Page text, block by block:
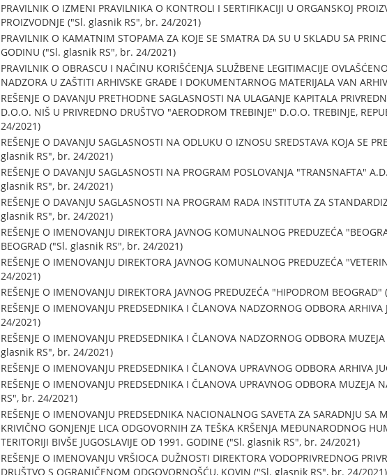
PRAVILNIK O IZMENI PRAVILNIKA O KONTROLI I SERTIFIKACIJI U ORGANSKOJ
PROIZVODNJE ("Sl. glasnik RS", br. 24/2021)
PRAVILNIK O KAMATNIM STOPAMA ZA KOJE SE SMATRA DA SU U SKLADU SA
GODINU ("Sl. glasnik RS", br. 24/2021)
PRAVILNIK O OBRASCU I NAČINU KORIŠĆENJA SLUŽBENE LEGITIMACIJE
NADZORA U ZAŠTITI ARHIVSKE GRAĐE I DOKUMENTARNOG MATERIJALA VAN
REŠENJE O DAVANJU PRETHODNE SAGLASNOSTI NA ULAGANJE KAPITALA
D.O.O. NIŠ U PRIVREDNO DRUŠTVO "AERODROM TREBINJE" D.O.O. TREBINJE,
24/2021)
REŠENJE O DAVANJU SAGLASNOSTI NA ODLUKU O IZNOSU SREDSTAVA KOJA SE
glasnik RS", br. 24/2021)
REŠENJE O DAVANJU SAGLASNOSTI NA PROGRAM POSLOVANJA "TRANSNAFTA"
glasnik RS", br. 24/2021)
REŠENJE O DAVANJU SAGLASNOSTI NA PROGRAM RADA INSTITUTA ZA
glasnik RS", br. 24/2021)
REŠENJE O IMENOVANJU DIREKTORA JAVNOG KOMUNALNOG PREDUZEĆA
BEOGRAD ("Sl. glasnik RS", br. 24/2021)
REŠENJE O IMENOVANJU DIREKTORA JAVNOG KOMUNALNOG PREDUZEĆA
24/2021)
REŠENJE O IMENOVANJU DIREKTORA JAVNOG PREDUZEĆA "HIPODROM
REŠENJE O IMENOVANJU PREDSEDNIKA I ČLANOVA NADZORNOG ODBORA
24/2021)
REŠENJE O IMENOVANJU PREDSEDNIKA I ČLANOVA NADZORNOG ODBORA
glasnik RS", br. 24/2021)
REŠENJE O IMENOVANJU PREDSEDNIKA I ČLANOVA UPRAVNOG ODBORA ARHIVA
REŠENJE O IMENOVANJU PREDSEDNIKA I ČLANOVA UPRAVNOG ODBORA MUZEJA
RS", br. 24/2021)
REŠENJE O IMENOVANJU PREDSEDNIKA NACIONALNOG SAVETA ZA SARADNJU
KRIVIČNO GONJENJE LICA ODGOVORNIH ZA TEŠKA KRŠENJA MEĐUNARODNOG
TERITORIJI BIVŠE JUGOSLAVIJE OD 1991. GODINE ("Sl. glasnik RS", br. 24/2021)
REŠENJE O IMENOVANJU VRŠIOCA DUŽNOSTI DIREKTORA VODOPRIVREDNOG
DRUŠTVO S OGRANIČENOM ODGOVORNOŠĆU, KOVIN ("Sl. glasnik RS", br. 24/2021)